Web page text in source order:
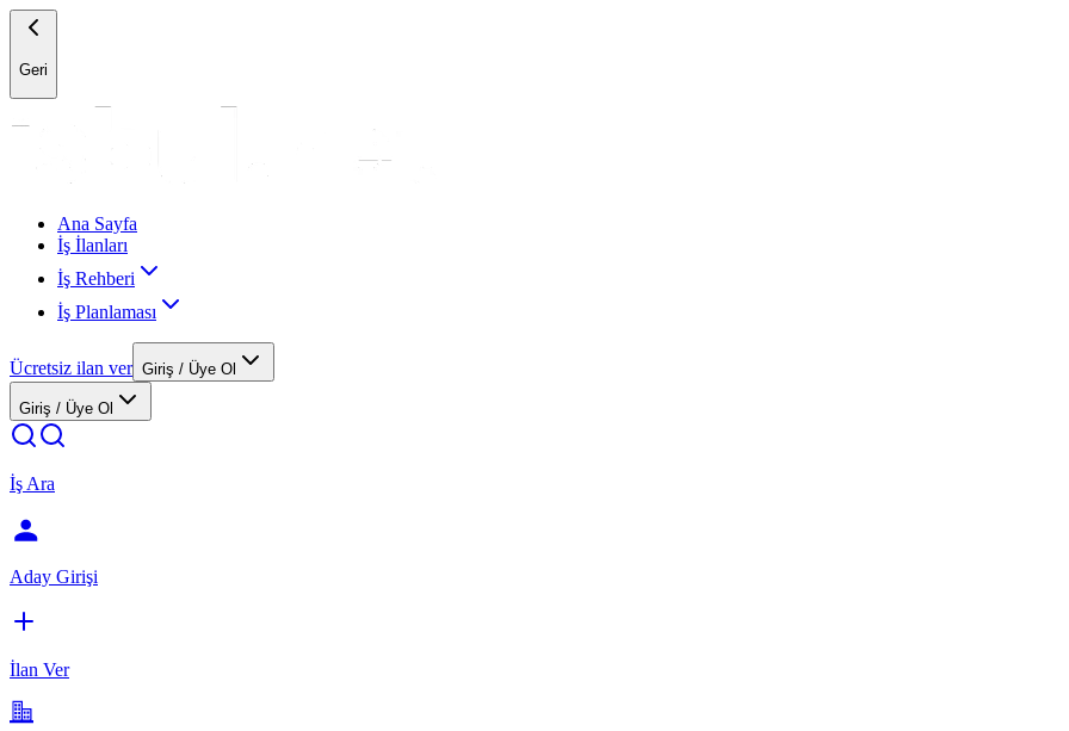
Geri
Ana Sayfa
İş İlanları
İş Rehberi
İş Planlaması
Ücretsiz ilan ver Giriş / Üye Ol
Giriş / Üye Ol
İş Ara
Aday Girişi
İlan Ver